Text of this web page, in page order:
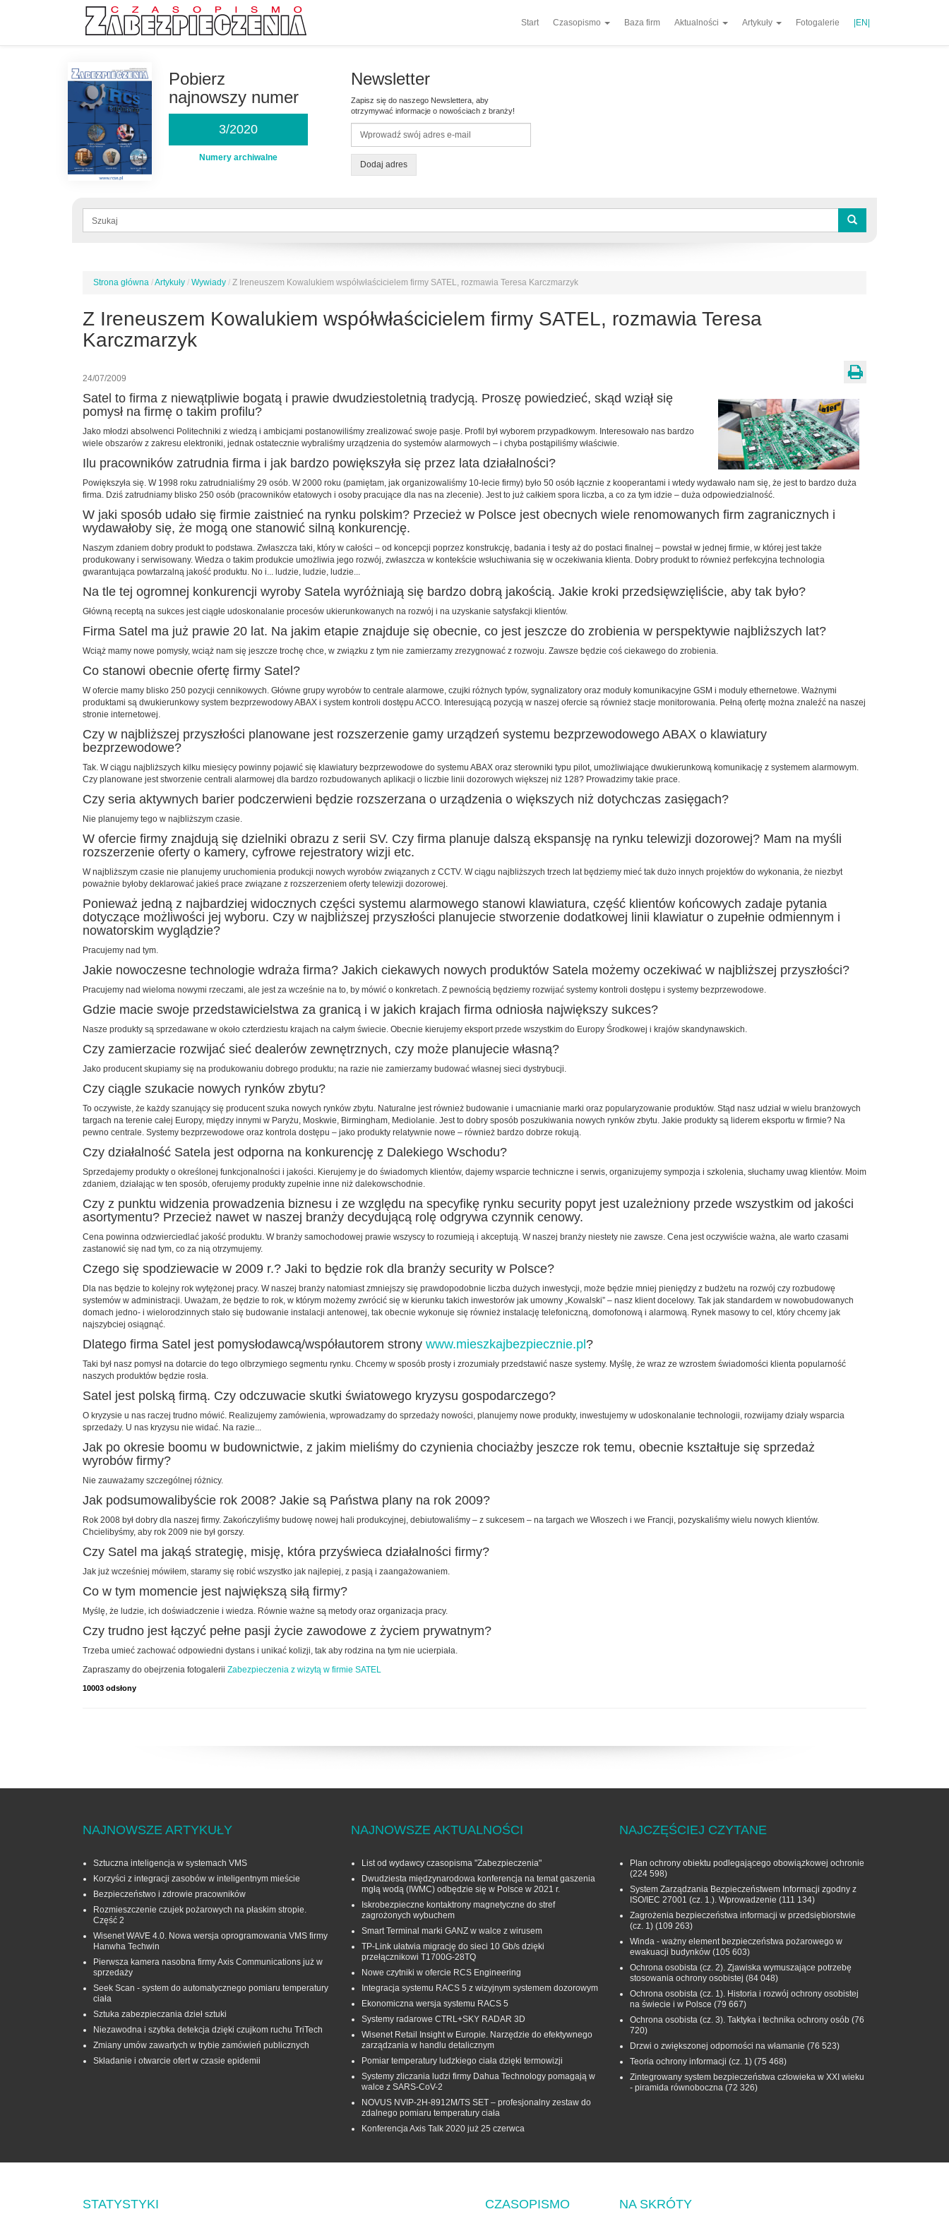
Start Czasopismo Baza firm Aktualności Artykuły Fotogalerie |EN|
Pobierz
najnowszy numer
3/2020
Numery archiwalne
Newsletter
Zapisz się do naszego Newslettera, aby
otrzymywać informacje o nowościach z branży!
Dodaj adres
Formularz
Jesteś
Strona główna /Artykuły / Wywiady / Z Ireneuszem Kowalukiem współwłaścicielem firmy SATEL, rozmawia Teresa Karczmarzyk
Z Ireneuszem Kowalukiem współwłaścicielem firmy SATEL, rozmawia Teresa
Karczmarzyk
24/07/2009
Satel to firma z niewątpliwie bogatą i prawie dwudziestoletnią tradycją. Proszę powiedzieć, skąd wziął się
pomysł na firmę o takim profilu?
Jako młodzi absolwenci Politechniki z wiedzą i ambicjami postanowiliśmy zrealizować swoje pasje. Profil był wyborem przypadkowym. Interesowało nas bardzo
wiele obszarów z zakresu elektroniki, jednak ostatecznie wybraliśmy urządzenia do systemów alarmowych – i chyba postąpiliśmy właściwie.
Ilu pracowników zatrudnia firma i jak bardzo powiększyła się przez lata działalności?
Powiększyła się. W 1998 roku zatrudnialiśmy 29 osób. W 2000 roku (pamiętam, jak organizowaliśmy 10-lecie firmy) było 50 osób łącznie z kooperantami i wtedy wydawało nam się, że jest to bardzo duża
firma. Dziś zatrudniamy blisko 250 osób (pracowników etatowych i osoby pracujące dla nas na zlecenie). Jest to już całkiem spora liczba, a co za tym idzie – duża odpowiedzialność.
W jaki sposób udało się firmie zaistnieć na rynku polskim? Przecież w Polsce jest obecnych wiele renomowanych firm zagranicznych i
wydawałoby się, że mogą one stanowić silną konkurencję.
Naszym zdaniem dobry produkt to podstawa. Zwłaszcza taki, który w całości – od koncepcji poprzez konstrukcję, badania i testy aż do postaci finalnej – powstał w jednej firmie, w której jest także
produkowany i serwisowany. Wiedza o takim produkcie umożliwia jego rozwój, zwłaszcza w kontekście wsłuchiwania się w oczekiwania klienta. Dobry produkt to również perfekcyjna technologia
gwarantująca powtarzalną jakość produktu. No i... ludzie, ludzie, ludzie...
Na tle tej ogromnej konkurencji wyroby Satela wyróżniają się bardzo dobrą jakością. Jakie kroki przedsięwzięliście, aby tak było?
Główną receptą na sukces jest ciągłe udoskonalanie procesów ukierunkowanych na rozwój i na uzyskanie satysfakcji klientów.
Firma Satel ma już prawie 20 lat. Na jakim etapie znajduje się obecnie, co jest jeszcze do zrobienia w perspektywie najbliższych lat?
Wciąż mamy nowe pomysły, wciąż nam się jeszcze trochę chce, w związku z tym nie zamierzamy zrezygnować z rozwoju. Zawsze będzie coś ciekawego do zrobienia.
Co stanowi obecnie ofertę firmy Satel?
W ofercie mamy blisko 250 pozycji cennikowych. Główne grupy wyrobów to centrale alarmowe, czujki różnych typów, sygnalizatory oraz moduły komunikacyjne GSM i moduły ethernetowe. Ważnymi
produktami są dwukierunkowy system bezprzewodowy ABAX i system kontroli dostępu ACCO. Interesującą pozycją w naszej ofercie są również stacje monitorowania. Pełną ofertę można znaleźć na naszej
stronie internetowej.
Czy w najbliższej przyszłości planowane jest rozszerzenie gamy urządzeń systemu bezprzewodowego ABAX o klawiatury
bezprzewodowe?
Tak. W ciągu najbliższych kilku miesięcy powinny pojawić się klawiatury bezprzewodowe do systemu ABAX oraz sterowniki typu pilot, umożliwiające dwukierunkową komunikację z systemem alarmowym.
Czy planowane jest stworzenie centrali alarmowej dla bardzo rozbudowanych aplikacji o liczbie linii dozorowych większej niż 128? Prowadzimy takie prace.
Czy seria aktywnych barier podczerwieni będzie rozszerzana o urządzenia o większych niż dotychczas zasięgach?
Nie planujemy tego w najbliższym czasie.
W ofercie firmy znajdują się dzielniki obrazu z serii SV. Czy firma planuje dalszą ekspansję na rynku telewizji dozorowej? Mam na myśli
rozszerzenie oferty o kamery, cyfrowe rejestratory wizji etc.
W najbliższym czasie nie planujemy uruchomienia produkcji nowych wyrobów związanych z CCTV. W ciągu najbliższych trzech lat będziemy mieć tak dużo innych projektów do wykonania, że niezbyt
poważnie byłoby deklarować jakieś prace związane z rozszerzeniem oferty telewizji dozorowej.
Ponieważ jedną z najbardziej widocznych części systemu alarmowego stanowi klawiatura, część klientów końcowych zadaje pytania
dotyczące możliwości jej wyboru. Czy w najbliższej przyszłości planujecie stworzenie dodatkowej linii klawiatur o zupełnie odmiennym i
nowatorskim wyglądzie?
Pracujemy nad tym.
Jakie nowoczesne technologie wdraża firma? Jakich ciekawych nowych produktów Satela możemy oczekiwać w najbliższej przyszłości?
Pracujemy nad wieloma nowymi rzeczami, ale jest za wcześnie na to, by mówić o konkretach. Z pewnością będziemy rozwijać systemy kontroli dostępu i systemy bezprzewodowe.
Gdzie macie swoje przedstawicielstwa za granicą i w jakich krajach firma odniosła największy sukces?
Nasze produkty są sprzedawane w około czterdziestu krajach na całym świecie. Obecnie kierujemy eksport przede wszystkim do Europy Środkowej i krajów skandynawskich.
Czy zamierzacie rozwijać sieć dealerów zewnętrznych, czy może planujecie własną?
Jako producent skupiamy się na produkowaniu dobrego produktu; na razie nie zamierzamy budować własnej sieci dystrybucji.
Czy ciągle szukacie nowych rynków zbytu?
To oczywiste, że każdy szanujący się producent szuka nowych rynków zbytu. Naturalne jest również budowanie i umacnianie marki oraz popularyzowanie produktów. Stąd nasz udział w wielu branżowych
targach na terenie całej Europy, między innymi w Paryżu, Moskwie, Birmingham, Mediolanie. Jest to dobry sposób poszukiwania nowych rynków zbytu. Jakie produkty są liderem eksportu w firmie? Na
pewno centrale. Systemy bezprzewodowe oraz kontrola dostępu – jako produkty relatywnie nowe – również bardzo dobrze rokują.
Czy działalność Satela jest odporna na konkurencję z Dalekiego Wschodu?
Sprzedajemy produkty o określonej funkcjonalności i jakości. Kierujemy je do świadomych klientów, dajemy wsparcie techniczne i serwis, organizujemy sympozja i szkolenia, słuchamy uwag klientów. Moim
zdaniem, działając w ten sposób, oferujemy produkty zupełnie inne niż dalekowschodnie.
Czy z punktu widzenia prowadzenia biznesu i ze względu na specyfikę rynku security popyt jest uzależniony przede wszystkim od jakości
asortymentu? Przecież nawet w naszej branży decydującą rolę odgrywa czynnik cenowy.
Cena powinna odzwierciedlać jakość produktu. W branży samochodowej prawie wszyscy to rozumieją i akceptują. W naszej branży niestety nie zawsze. Cena jest oczywiście ważna, ale warto czasami
zastanowić się nad tym, co za nią otrzymujemy.
Czego się spodziewacie w 2009 r.? Jaki to będzie rok dla branży security w Polsce?
Dla nas będzie to kolejny rok wytężonej pracy. W naszej branży natomiast zmniejszy się prawdopodobnie liczba dużych inwestycji, może będzie mniej pieniędzy z budżetu na rozwój czy rozbudowę
systemów w administracji. Uważam, że będzie to rok, w którym możemy zwrócić się w kierunku takich inwestorów jak umowny „Kowalski” – nasz klient docelowy. Tak jak standardem w nowobudowanych
domach jedno- i wielorodzinnych stało się budowanie instalacji antenowej, tak obecnie wykonuje się również instalację telefoniczną, domofonową i alarmową. Rynek masowy to cel, który chcemy jak
najszybciej osiągnąć.
Dlatego firma Satel jest pomysłodawcą/współautorem strony www.mieszkajbezpiecznie.pl ?
Taki był nasz pomysł na dotarcie do tego olbrzymiego segmentu rynku. Chcemy w sposób prosty i zrozumiały przedstawić nasze systemy. Myślę, że wraz ze wzrostem świadomości klienta popularność
naszych produktów będzie rosła.
Satel jest polską firmą. Czy odczuwacie skutki światowego kryzysu gospodarczego?
O kryzysie u nas raczej trudno mówić. Realizujemy zamówienia, wprowadzamy do sprzedaży nowości, planujemy nowe produkty, inwestujemy w udoskonalanie technologii, rozwijamy działy wsparcia
sprzedaży. U nas kryzysu nie widać. Na razie...
Jak po okresie boomu w budownictwie, z jakim mieliśmy do czynienia chociażby jeszcze rok temu, obecnie kształtuje się sprzedaż
wyrobów firmy?
Nie zauważamy szczególnej różnicy.
Jak podsumowalibyście rok 2008? Jakie są Państwa plany na rok 2009?
Rok 2008 był dobry dla naszej firmy. Zakończyliśmy budowę nowej hali produkcyjnej, debiutowaliśmy – z sukcesem – na targach we Włoszech i we Francji, pozyskaliśmy wielu nowych klientów.
Chcielibyśmy, aby rok 2009 nie był gorszy.
Czy Satel ma jakąś strategię, misję, która przyświeca działalności firmy?
Jak już wcześniej mówiłem, staramy się robić wszystko jak najlepiej, z pasją i zaangażowaniem.
Co w tym momencie jest największą siłą firmy?
Myślę, że ludzie, ich doświadczenie i wiedza. Równie ważne są metody oraz organizacja pracy.
Czy trudno jest łączyć pełne pasji życie zawodowe z życiem prywatnym?
Trzeba umieć zachować odpowiedni dystans i unikać kolizji, tak aby rodzina na tym nie ucierpiała.
Zapraszamy do obejrzenia fotogalerii Zabezpieczenia z wizytą w firmie SATEL
10003 odsłony
NAJNOWSZE ARTYKUŁY
Sztuczna inteligencja w systemach VMS
Korzyści z integracji zasobów w inteligentnym mieście
Bezpieczeństwo i zdrowie pracowników
Rozmieszczenie czujek pożarowych na płaskim stropie.
Część 2
Wisenet WAVE 4.0. Nowa wersja oprogramowania VMS firmy
Hanwha Techwin
Pierwsza kamera nasobna firmy Axis Communications już w
sprzedaży
Seek Scan - system do automatycznego pomiaru temperatury
ciała
Sztuka zabezpieczania dzieł sztuki
Niezawodna i szybka detekcja dzięki czujkom ruchu TriTech
Zmiany umów zawartych w trybie zamówień publicznych
Składanie i otwarcie ofert w czasie epidemii
NAJNOWSZE AKTUALNOŚCI
List od wydawcy czasopisma "Zabezpieczenia"
Dwudziesta międzynarodowa konferencja na temat gaszenia
mgłą wodą (IWMC) odbędzie się w Polsce w 2021 r.
Iskrobezpieczne kontaktrony magnetyczne do stref
zagrożonych wybuchem
Smart Terminal marki GANZ w walce z wirusem
TP-Link ułatwia migrację do sieci 10 Gb/s dzięki
przełącznikowi T1700G‑28TQ
Nowe czytniki w ofercie RCS Engineering
Integracja systemu RACS 5 z wizyjnym systemem dozorowym
Ekonomiczna wersja systemu RACS 5
Systemy radarowe CTRL+SKY RADAR 3D
Wisenet Retail Insight w Europie. Narzędzie do efektywnego
zarządzania w handlu detalicznym
Pomiar temperatury ludzkiego ciała dzięki termowizji
Systemy zliczania ludzi firmy Dahua Technology pomagają w
walce z SARS-CoV-2
NOVUS NVIP-2H-8912M/TS SET – profesjonalny zestaw do
zdalnego pomiaru temperatury ciała
Konferencja Axis Talk 2020 już 25 czerwca
NAJCZĘŚCIEJ CZYTANE
Plan ochrony obiektu podlegającego obowiązkowej ochronie
(224 598)
System Zarządzania Bezpieczeństwem Informacji zgodny z
ISO/IEC 27001 (cz. 1.). Wprowadzenie (111 134)
Zagrożenia bezpieczeństwa informacji w przedsiębiorstwie
(cz. 1) (109 263)
Winda - ważny element bezpieczeństwa pożarowego w
ewakuacji budynków (105 603)
Ochrona osobista (cz. 2). Zjawiska wymuszające potrzebę
stosowania ochrony osobistej (84 048)
Ochrona osobista (cz. 1). Historia i rozwój ochrony osobistej
na świecie i w Polsce (79 667)
Ochrona osobista (cz. 3). Taktyka i technika ochrony osób (76
720)
Drzwi o zwiększonej odporności na włamanie (76 523)
Teoria ochrony informacji (cz. 1) (75 468)
Zintegrowany system bezpieczeństwa człowieka w XXI wieku
- piramida równoboczna (72 326)
STATYSTYKI CZASOPISMO NA SKRÓTY